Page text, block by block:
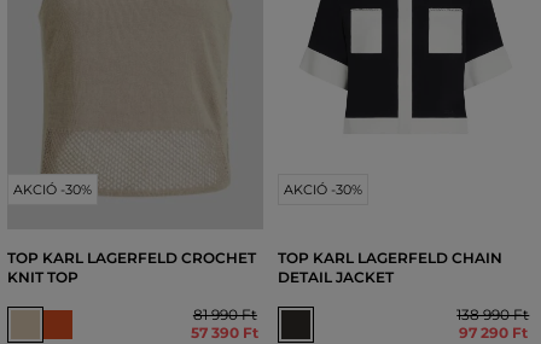
AKCIÓ -30%
TOP KARL LAGERFELD CROCHET
KNIT TOP
81 990 Ft
57 390 Ft
AKCIÓ -30%
TOP KARL LAGERFELD CHAIN
DETAIL JACKET
138 990 Ft
97 290 Ft